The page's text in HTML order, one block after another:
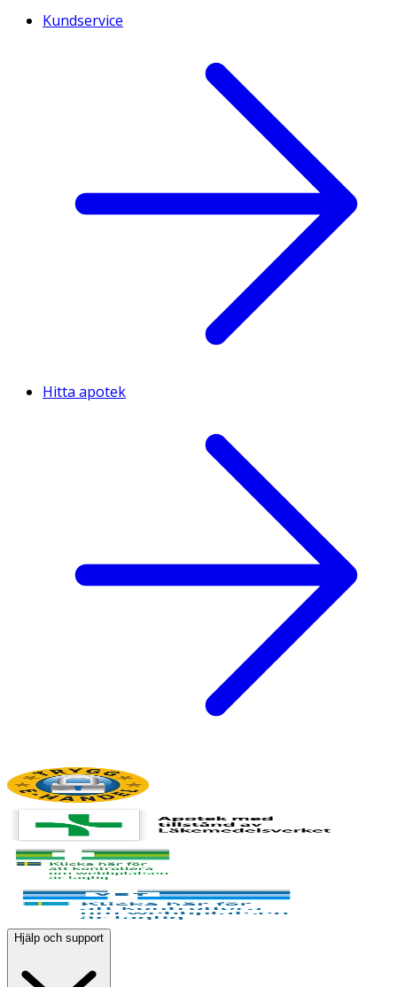
Kundservice
Hitta apotek
Hjälp och support